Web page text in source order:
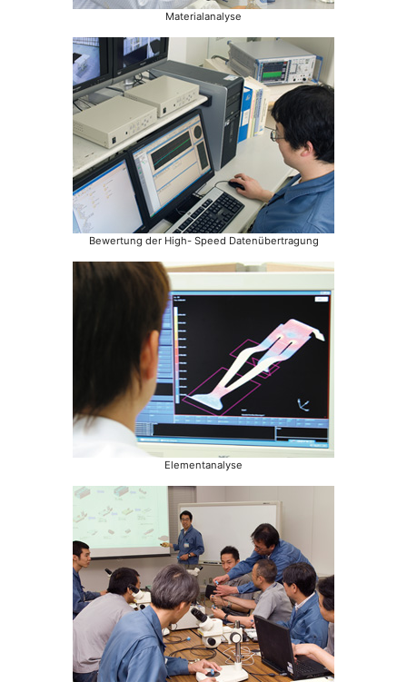
Materialanalyse
Bewertung der High- Speed Datenübertragung
Elementanalyse